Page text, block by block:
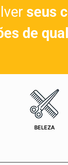
seus
de
BELEZA